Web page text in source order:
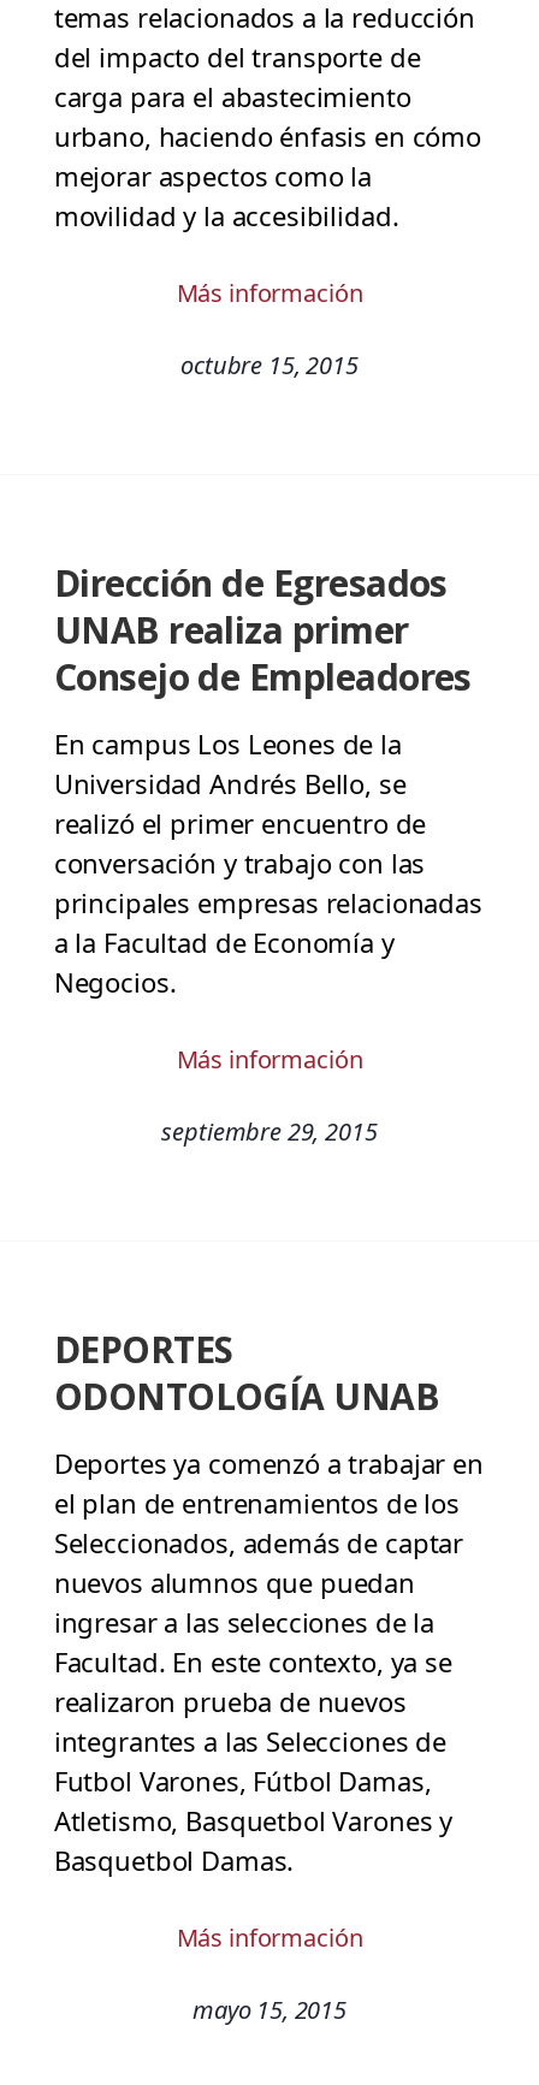
temas relacionados a la reducción
del impacto del transporte de
carga para el abastecimiento
urbano, haciendo énfasis en cómo
mejorar aspectos como la
movilidad y la accesibilidad.
Más información
octubre 15, 2015
Dirección de Egresados
UNAB realiza primer
Consejo de Empleadores
En campus Los Leones de la
Universidad Andrés Bello, se
realizó el primer encuentro de
conversación y trabajo con las
principales empresas relacionadas
a la Facultad de Economía y
Negocios.
Más información
septiembre 29, 2015
DEPORTES
ODONTOLOGÍA UNAB
Deportes ya comenzó a trabajar en
el plan de entrenamientos de los
Seleccionados, además de captar
nuevos alumnos que puedan
ingresar a las selecciones de la
Facultad. En este contexto, ya se
realizaron prueba de nuevos
integrantes a las Selecciones de
Futbol Varones, Fútbol Damas,
Atletismo, Basquetbol Varones y
Basquetbol Damas.
Más información
mayo 15, 2015